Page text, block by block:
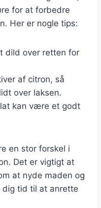
for at forbedre
Her er nogle tips:
dild over retten for
af citron, så
over laksen.
kan være et godt
en stor forskel i
Det er vigtigt at
at nyde maden og
dig tid til at anrette